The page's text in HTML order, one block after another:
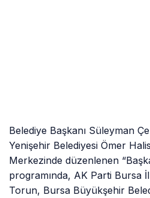
Belediye Başkanı Süleyman
Yenişehir Belediyesi Ömer
Merkezinde düzenlenen
programında, AK Parti Bursa
Torun, Bursa Büyükşehir